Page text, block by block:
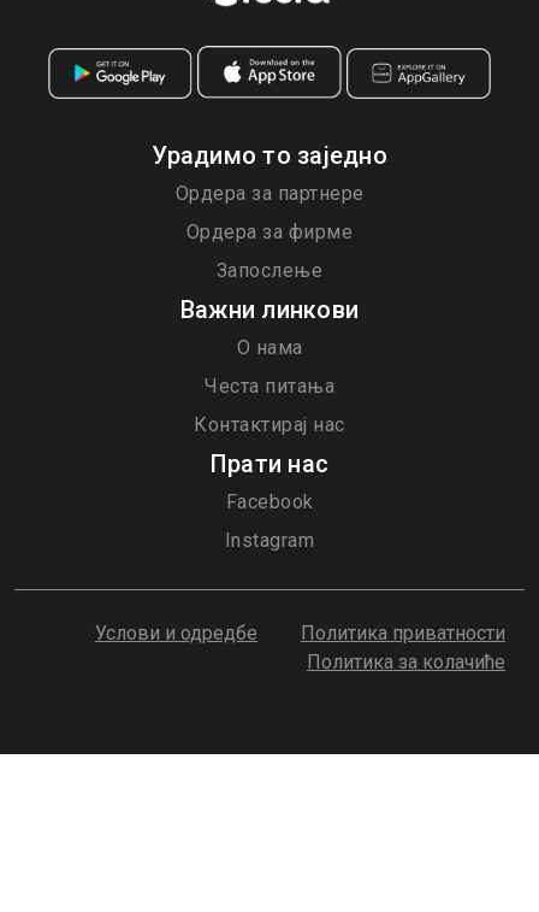
Урадимо то заједно
Ордера за партнере
Ордера за фирме
Запослење
Важни линкови
О нама
Честа питања
Контактирај нас
Прати нас
Facebook
Instagram
Услови и одредбе
Политика приватности
Политика за колачиће